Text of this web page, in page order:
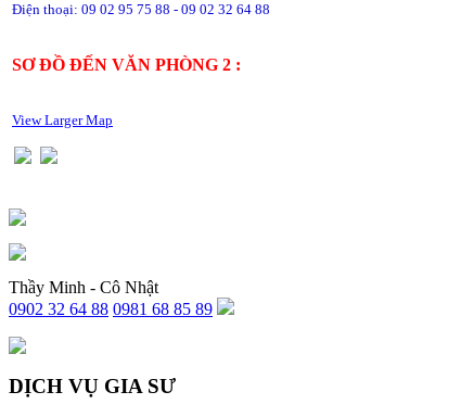
Điện thoại: 09 02 95 75 88 - 09 02 32 64 88
SƠ ĐỒ ĐẾN VĂN PHÒNG 2 :
View Larger Map
Thầy Minh - Cô Nhật
0902 32 64 88 0981 68 85 89
DỊCH VỤ GIA SƯ